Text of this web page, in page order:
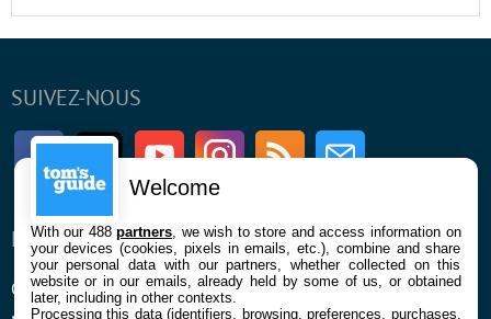
SUIVEZ-NOUS
FacebookTwitter Youtube InstagramRSS Newsletter
ENTREPRISE
Qui sommes nous
À PROPOS
La rédaction
Welcome
With our 488partners , we wish to store and access information on
your devices (cookies, pixels in emails, etc.), combine and share
your personal data with our partners, whether collected on this
website or in our emails, already held by some of us, or obtained
later, including in other contexts.
Processing this data (identifiers, browsing, preferences, purchases,